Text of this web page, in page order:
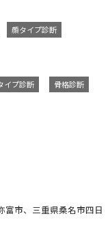
顔タイプ診断
イプ診断 骨格診断
富市、三重県桑名市四日